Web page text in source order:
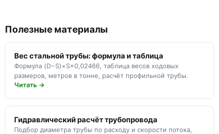
Полезные материалы
Вес стальной трубы: формула и таблица
Формула (D−S)×S×0,02466, таблица весов ходовых
размеров, метров в тонне, расчёт профильной трубы.
Читать →
Гидравлический расчёт трубопровода
Подбор диаметра трубы по расходу и скорости потока,